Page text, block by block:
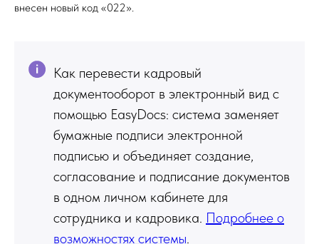
внесен новый код «022».
Как перевести кадровый
документооборот в электронный вид с
помощью EasyDocs: система заменяет
бумажные подписи электронной
подписью и объединяет создание,
согласование и подписание документов
в одном личном кабинете для
сотрудника и кадровика. Подробнее о
возможностях системы.